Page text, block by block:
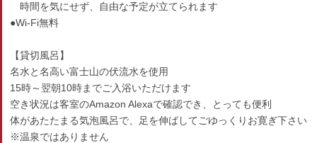
時間を気にせず、自由な予定が立てられます
●Wi-Fi無料
【貸切風呂】
名水と名高い富士山の伏流水を使用
15時～翌朝10時までご入浴いただけます
空き状況は客室のAmazon Alexaで確認でき、とっても便利
体があたたまる気泡風呂で、足を伸ばしてごゆっくりお寛ぎ下さい
※温泉ではありません